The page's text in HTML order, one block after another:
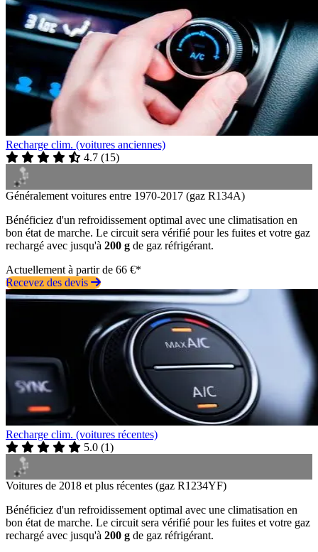
Recharge clim. (voitures anciennes)
4.7 (15)
Généralement voitures entre 1970-2017 (gaz R134A)
Bénéficiez d'un refroidissement optimal avec une climatisation en
bon état de marche. Le circuit sera vérifié pour les fuites et votre gaz
rechargé avec jusqu'à 200 g de gaz réfrigérant.
Actuellement à partir de 66 €*
Recevez des devis
Recharge clim. (voitures récentes)
5.0 (1)
Voitures de 2018 et plus récentes (gaz R1234YF)
Bénéficiez d'un refroidissement optimal avec une climatisation en
bon état de marche. Le circuit sera vérifié pour les fuites et votre gaz
rechargé avec jusqu'à 200 g de gaz réfrigérant.